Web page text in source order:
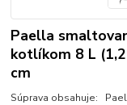
Paella
kotlíkom 8 L
cm
Súprava obsahuje: